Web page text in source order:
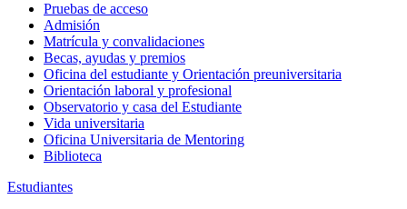
Pruebas de acceso
Admisión
Matrícula y convalidaciones
Becas, ayudas y premios
Oficina del estudiante y Orientación preuniversitaria
Orientación laboral y profesional
Observatorio y casa del Estudiante
Vida universitaria
Oficina Universitaria de Mentoring
Biblioteca
Estudiantes